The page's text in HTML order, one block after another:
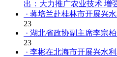
出：大力推广农业技术 增
· 蒋培兰赴桂林市开展兴
23
· 湖北省政协副主席李宗
23
· 李彬在北海市开展兴水